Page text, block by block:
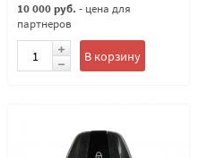
10 000 руб. - цена для
партнеров
В корзину